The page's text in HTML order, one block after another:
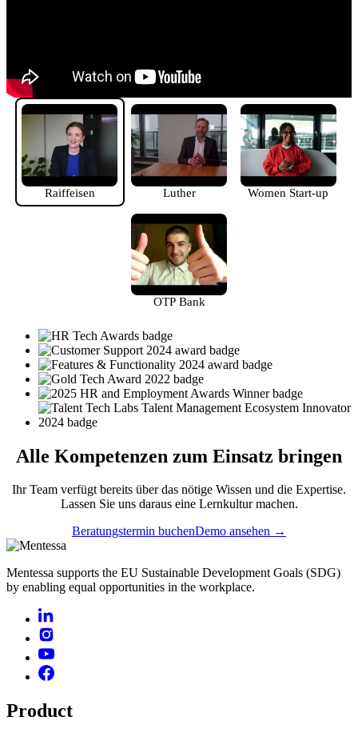
Raiffeisen Luther Women Start-up
OTP Bank
Alle Kompetenzen zum Einsatz bringen
Ihr Team verfügt bereits über das nötige Wissen und die Expertise.
Lassen Sie uns daraus eine Lernkultur machen.
Beratungstermin buchenDemo ansehen →
Mentessa supports the EU Sustainable Development Goals (SDG)
by enabling equal opportunities in the workplace.
Product